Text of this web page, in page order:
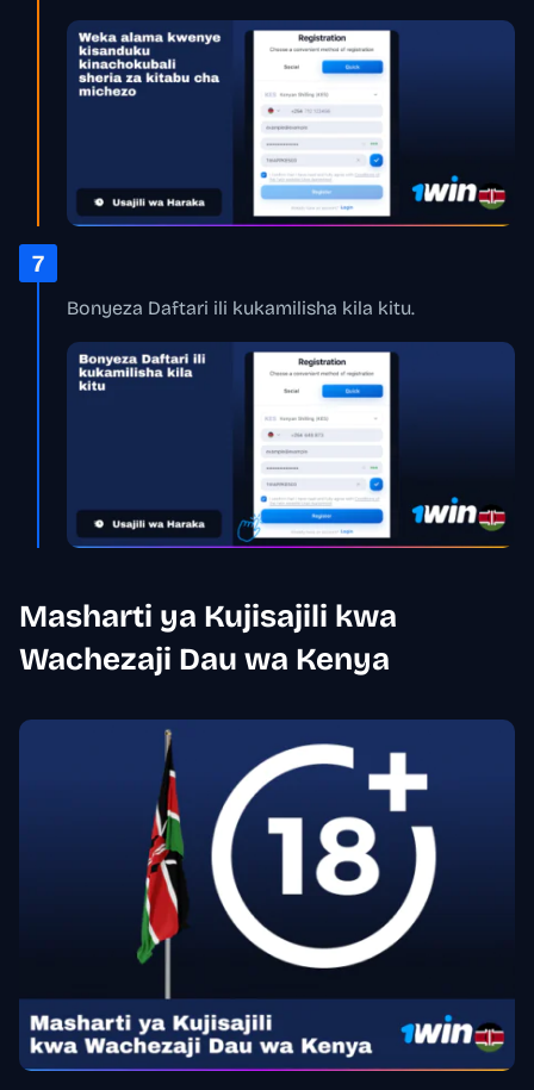
7
Bonyeza Daftari ili kukamilisha kila kitu.
Masharti ya Kujisajili kwa
Wachezaji Dau wa Kenya